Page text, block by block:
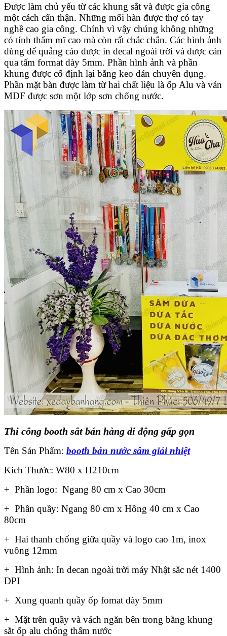
Được làm chủ yếu từ các khung sắt và được gia công
một cách cẩn thận. Những mối hàn được thợ có tay
nghề cao gia công. Chính vì vậy chúng không những
có tính thẩm mĩ cao mà còn rất chắc chắn. Các hình ảnh
dùng để quảng cáo được in decal ngoài trời và được cán
qua tấm format dày 5mm. Phần hình ảnh và phần
khung được cố định lại bằng keo dán chuyên dụng.
Phần mặt bàn được làm từ hai chất liệu là ốp Alu và ván
MDF được sơn một lớp sơn chống nước.
Thi công booth sắt bán hàng di động gấp gọn
Tên Sản Phẩm: booth bán nước sâm giải nhiệt
Kích Thước: W80 x H210cm
+ Phần logo: Ngang 80 cm x Cao 30cm
+ Phần quầy: Ngang 80 cm x Hông 40 cm x Cao
80cm
+ Hai thanh chống giữa quầy và logo cao 1m, inox
vuông 12mm
+ Hình ảnh: In decan ngoài trời máy Nhật sắc nét 1400
DPI
+ Xung quanh quầy ốp fomat dày 5mm
+ Mặt trên quầy và vách ngăn bên trong bằng khung
sắt ốp alu chống thấm nước